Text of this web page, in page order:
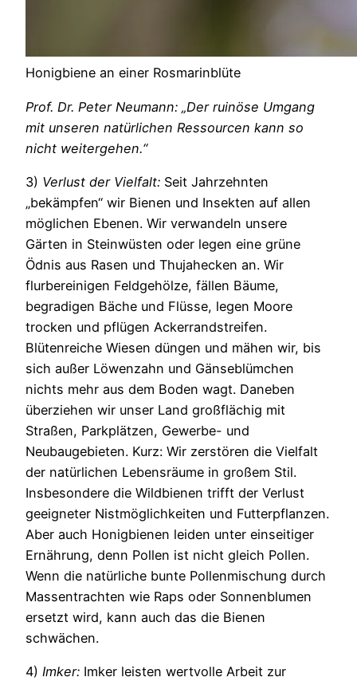
Honigbiene an einer Rosmarinblüte
Prof. Dr. Peter Neumann: „Der ruinöse Umgang
mit unseren natürlichen Ressourcen kann so
nicht weitergehen.“
3) Verlust der Vielfalt: Seit Jahrzehnten
„bekämpfen“ wir Bienen und Insekten auf allen
möglichen Ebenen. Wir verwandeln unsere
Gärten in Steinwüsten oder legen eine grüne
Ödnis aus Rasen und Thujahecken an. Wir
flurbereinigen Feldgehölze, fällen Bäume,
begradigen Bäche und Flüsse, legen Moore
trocken und pflügen Ackerrandstreifen.
Blütenreiche Wiesen düngen und mähen wir, bis
sich außer Löwenzahn und Gänseblümchen
nichts mehr aus dem Boden wagt. Daneben
überziehen wir unser Land großflächig mit
Straßen, Parkplätzen, Gewerbe- und
Neubaugebieten. Kurz: Wir zerstören die Vielfalt
der natürlichen Lebensräume in großem Stil.
Insbesondere die Wildbienen trifft der Verlust
geeigneter Nistmöglichkeiten und Futterpflanzen.
Aber auch Honigbienen leiden unter einseitiger
Ernährung, denn Pollen ist nicht gleich Pollen.
Wenn die natürliche bunte Pollenmischung durch
Massentrachten wie Raps oder Sonnenblumen
ersetzt wird, kann auch das die Bienen
schwächen.
4) Imker: Imker leisten wertvolle Arbeit zur